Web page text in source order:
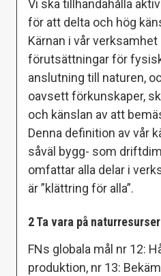
Vi ska tillhandahålla
för att delta och hög
Kärnan i vår verksamhet
förutsättningar för
anslutning till naturen,
oavsett förkunskaper,
och känslan av att
Denna definition av vår
såväl bygg- som
omfattar alla delar i
är ”klättring för alla”.
2 Ta vara på
FNs globala mål nr 12:
produktion, nr 13: